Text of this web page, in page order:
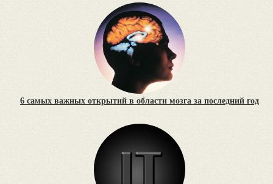
6 самых важных открытий в области мозга за последний год